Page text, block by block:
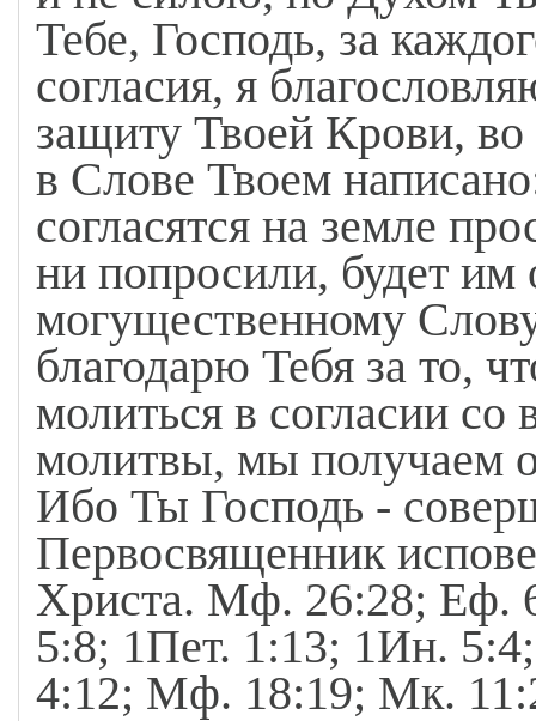
Тебе, Господь, за
согласия, я
защиту Твоей Крови,
в Слове Твоем
согласятся на земле
ни попросили, будет
могущественному
благодарю Тебя за то,
молиться в согласии со
молитвы, мы получаем
Ибо Ты Господь -
Первосвященник
Христа. Мф. 26:28; Еф.
5:8; 1Пет. 1:13; 1Ин.
4:12; Мф. 18:19; Мк.